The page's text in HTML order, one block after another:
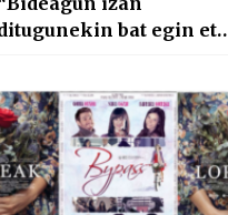
bat egin eta